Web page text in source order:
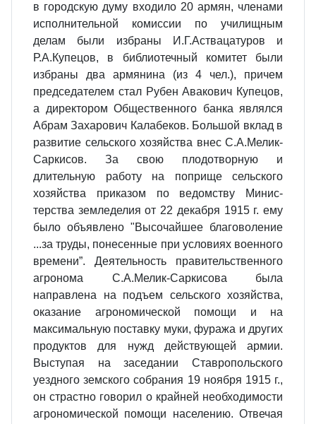
в городскую думу входило 20 армян, членами
исполни­тельной комиссии по училищным
делам были избраны И.Г.Аствацатуров и
Р.А.Купецов, в библиотечный комитет были
избраны два армянина (из 4 чел.), причем
председателем стал Рубен Авакович Купецов,
а директором Общественного банка являлся
Абрам Захарович Калабеков. Большой вклад в
развитие сельского хозяйства внес С.А.Мелик-
Саркисов. За свою плодотворную и
длительную работу на поприще сельского
хозяйства приказом по ведомству Минис­
терства земледелия от 22 декабря 1915 г. ему
было объявлено "Высочайшее благоволение
...за труды, понесенные при условиях военного
времени”. Деятельность правительственного
агронома С.А.Мелик-Саркисова была
направлена на подъем сельского хозяйства,
оказание агрономической помощи и на
максимальную поставку муки, фуража и других
продуктов для нужд действующей армии.
Выступая на заседании Ставропольского
уездного земского собрания 19 ноября 1915 г.,
он страстно говорил о крайней необходимости
агрономической помощи населению. Отвечая